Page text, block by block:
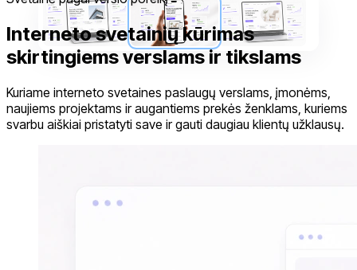
Interneto svetainių kūrimas
skirtingiems verslams ir tikslams
Kuriame interneto svetaines paslaugų verslams, įmonėms,
naujiems projektams ir augantiems prekės ženklams, kuriems
svarbu aiškiai pristatyti save ir gauti daugiau klientų užklausų.